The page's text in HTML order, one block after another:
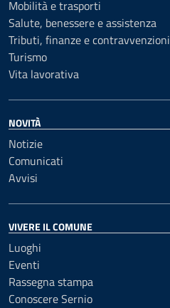
Mobilità e trasporti
Salute, benessere e assistenza
Tributi, finanze e contravvenzioni
Turismo
Vita lavorativa
NOVITÀ
Notizie
Comunicati
Avvisi
VIVERE IL COMUNE
Luoghi
Eventi
Rassegna stampa
Conoscere Sernio